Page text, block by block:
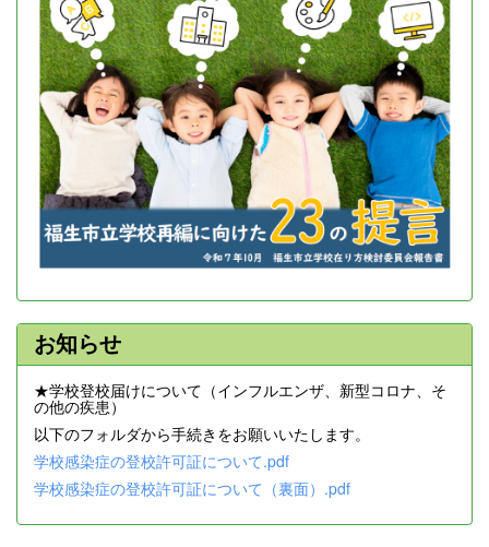
お知らせ
★学校登校届けについて（インフルエンザ、新型コロナ、そ
の他の疾患）
以下のフォルダから手続きをお願いいたします。
学校感染症の登校許可証について.pdf
学校感染症の登校許可証について（裏面）.pdf